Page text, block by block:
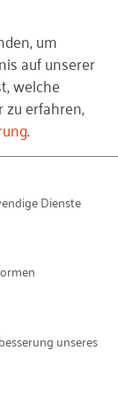
sogenannte
wird, führt
für einen
geplanten
aus der
die
und
ist
um
auf unserer
welche
erfahren,
.
Dienste
unseres